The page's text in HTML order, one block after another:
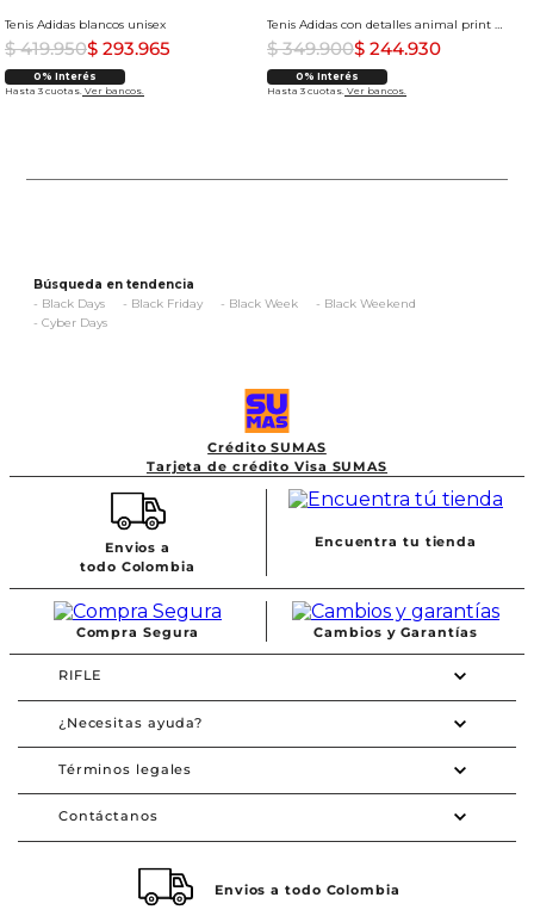
Tenis Adidas blancos unisex
$ 419.950$ 293.965
0% Interés
Hasta 3 cuotas. Ver bancos.
Tenis Adidas con detalles animal print para mujer
$ 349.900$ 244.930
0% Interés
Hasta 3 cuotas. Ver bancos.
Búsqueda en tendencia
- Black Days - Black Friday - Black Week - Black Weekend
- Cyber Days
Crédito SUMAS
Tarjeta de crédito Visa SUMAS
Envios a
todo Colombia
Encuentra tu tienda
Compra Segura Cambios y Garantías
RIFLE
¿Necesitas ayuda?
Términos legales
Contáctanos
Envios a todo Colombia